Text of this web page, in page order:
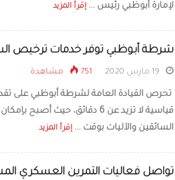
لإمارة أبوظبي رئيس ... إقرأ المزيد
شرطة أبوظبي توفر خدمات ترخيص
751 مشاهدة
تحرص القيادة العامة لشرطة أبوظبي على
قياسية لا تزيد عن 6 دقائق،
السائقين والآليات بوقت ... إقرأ المزيد